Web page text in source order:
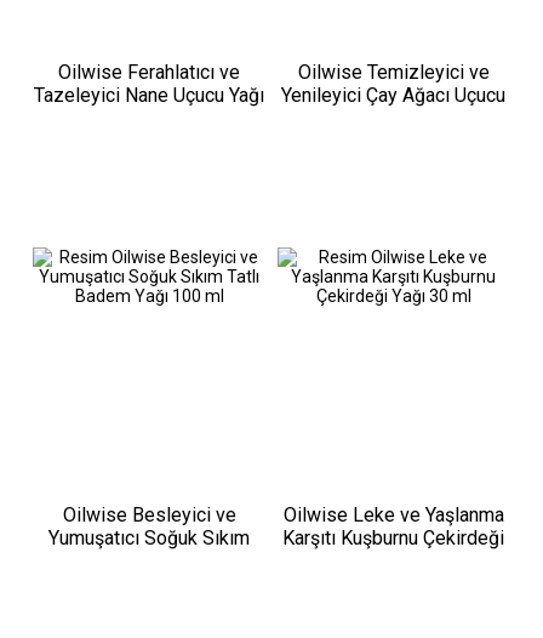
Oilwise Ferahlatıcı ve
Tazeleyici Nane Uçucu Yağı
Oilwise Temizleyici ve
Yenileyici Çay Ağacı Uçucu
Oilwise Besleyici ve
Yumuşatıcı Soğuk Sıkım
Oilwise Leke ve Yaşlanma
Karşıtı Kuşburnu Çekirdeği